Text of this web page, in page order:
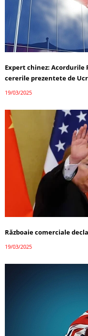
Expert chinez:
cererile prezentete de
19/03/2025
Războaie comerciale
19/03/2025